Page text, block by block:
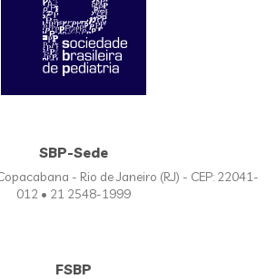
SBP-Sede
- Rio de Janeiro (RJ) - CEP: 22041-
012 • 21 2548-1999
FSBP